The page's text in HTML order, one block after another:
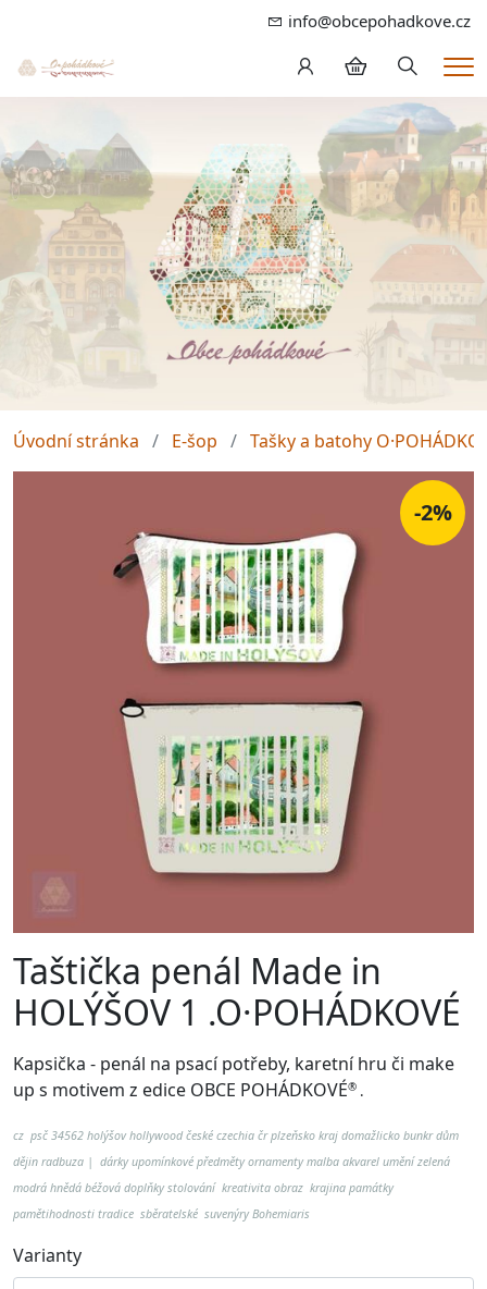
info@obcepohadkove.cz
Hledání
Úvodní stránka E-šop Tašky a batohy
-2%
Taštička penál Made in
HOLÝŠOV 1 .O·POHÁDKOVÉ
Kapsička - penál na psací potřeby, karetní hru či make
up s motivem z edice OBCE POHÁDKOVÉ® .
cz psč 34562 holýšov hollywood české czechia čr plzeňsko kraj domažlicko bunkr dům
dějin radbuza | dárky upomínkové předměty ornamenty malba akvarel umění zelená
modrá hnědá béžová doplňky stolování kreativita obraz krajina památky
pamětihodnosti tradice sběratelské suvenýry Bohemiaris
Varianty